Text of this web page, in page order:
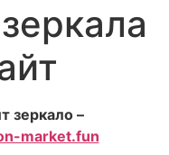
зеркало –
market.fun